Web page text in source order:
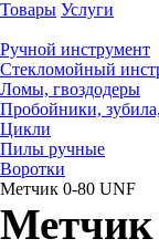
Товары Услуги
Ручной инструмент
Стекломойный
Ломы, гвоздодеры
Пробойники,
Цикли
Пилы ручные
Воротки
Метчик 0-80 UNF
Метчик